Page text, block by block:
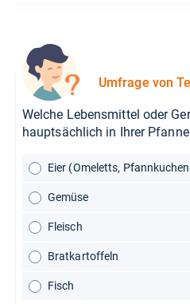
Umfrage von
Welche Lebensmittel oder
hauptsächlich in Ihrer
Eier (Omeletts,
Gemüse
Fleisch
Bratkartoffeln
Fisch